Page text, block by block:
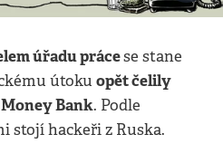
úřadu prácese stane
útoku opět čelily
Bank. Podle
stojí hackeři z Ruska.